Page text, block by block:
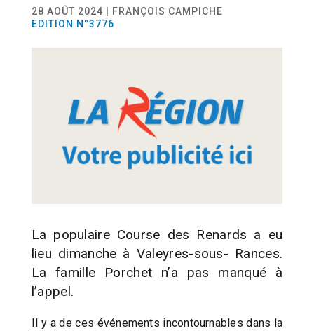
28 AOÛT 2024 | FRANÇOIS CAMPICHE
EDITION N°3776
La populaire Course des Renards a eu
lieu dimanche à Valeyres-sous- Rances.
La famille Porchet n’a pas manqué à
l’appel.
Il y a de ces événements incontournables dans la